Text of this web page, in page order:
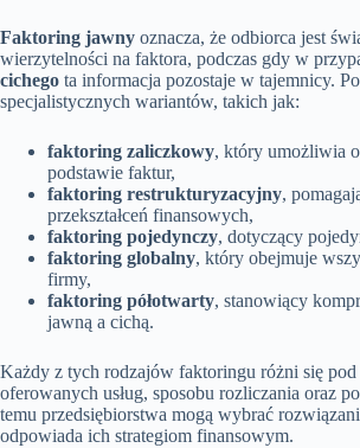
Faktoring jawny oznacza, że odbiorca jest
wierzytelności na faktora, podczas gdy w
cichego ta informacja pozostaje w tajemnicy.
specjalistycznych wariantów, takich jak:
faktoring zaliczkowy, który umożliwia
podstawie faktur,
faktoring restrukturyzacyjny,
przekształceń finansowych,
faktoring pojedynczy, dotyczący
faktoring globalny, który obejmuje
firmy,
faktoring półotwarty, stanowiący
jawną a cichą.
Każdy z tych rodzajów faktoringu różni się
oferowanych usług, sposobu rozliczania oraz
temu przedsiębiorstwa mogą wybrać
odpowiada ich strategiom finansowym.